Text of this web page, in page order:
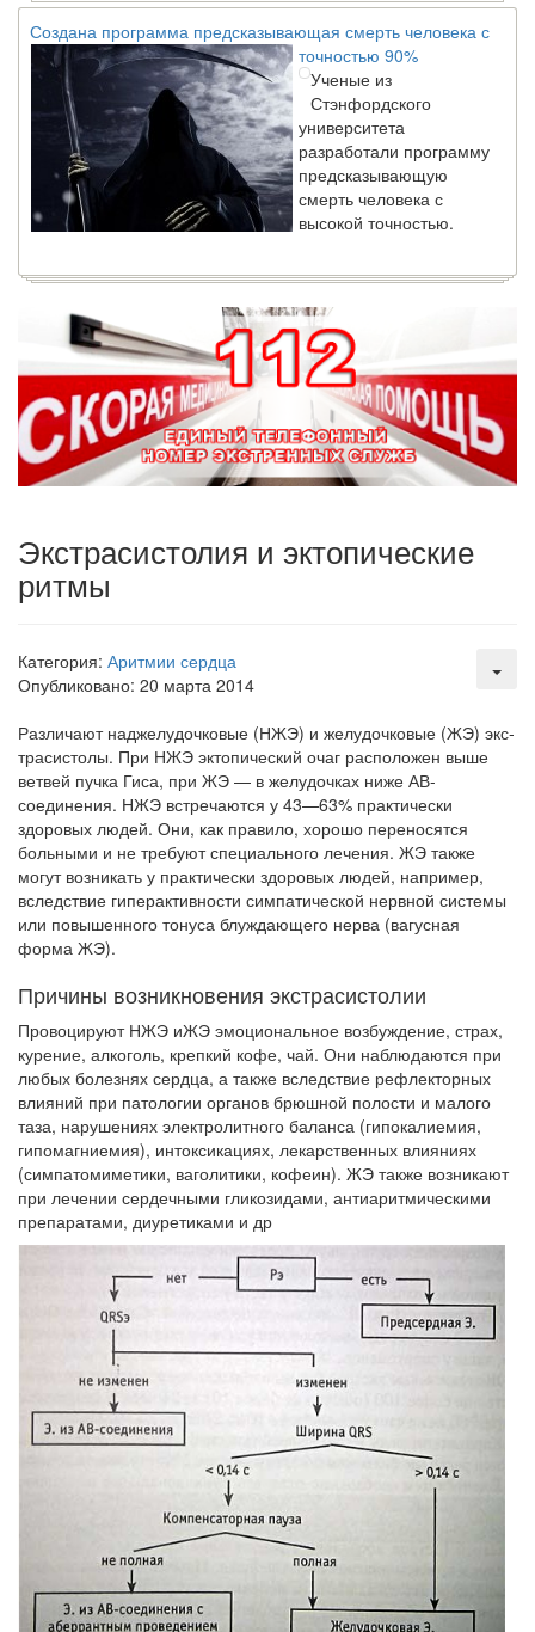
Создана программа предсказывающая смерть человека с
точностью 90%
Ученые из
Стэнфордского
университета
разработали программу
предсказывающую
смерть человека с
высокой точностью.
россиян в два раза
Глава Минздрава РФ
Вероника Скворцова
опровергла
сообщение о падении
доходов медицинских
работников в
ближайшие годы. Она
Местная анестезия развивает кардиотоксичность
острой кардиотоксичности и
роста сопутствующих
осложнений от...
Закон о праве родителей находиться с детьми в
реанимации внесен в Госдуму
Соответствующий
рассмотрение. Суть его
заключается в
нахождении одного из
родителей в
больничной палате
бесплатно, в течении всего срока лечения...
Экстрасистолия и эктопические
ритмы
Категория: Аритмии сердца
Опубликовано: 20 марта 2014
Различают наджелудочковые (НЖЭ) и желудочковые (ЖЭ) экс­
трасистолы. При НЖЭ эктопический очаг расположен выше
ветвей пуч­ка Гиса, при ЖЭ — в желудочках ниже АВ-
соединения. НЖЭ встреча­ются у 43—63% практически
здоровых людей. Они, как правило, хорошо переносятся
больными и не требуют специального лечения. ЖЭ также
могут возникать у практически здоровых людей, например,
вследствие гиперактивности симпатической нервной системы
или повышенного то­нуса блуждающего нерва (вагусная
форма ЖЭ).
Причины возникновения экстрасистолии
Провоцируют НЖЭ иЖЭ эмоциональное возбуждение, страх,
ку­рение, алкоголь, крепкий кофе, чай. Они наблюдаются при
любых бо­лезнях сердца, а также вследствие рефлекторных
влияний при патологии органов брюшной полости и малого
таза, нарушениях электролитного баланса (гипокалиемия,
гипомагниемия), интоксикациях, лекарственных влияниях
(симпатомиметики, ваголитики, кофеин). ЖЭ также возникают
при лечении сердечными гликозидами, антиаритмическими
препаратами, диуретиками и др